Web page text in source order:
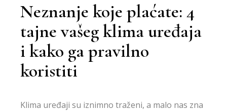
Neznanje koje plaćate: 4
tajne vašeg klima uređaja
i kako ga pravilno
koristiti
Klima uređaji su iznimno traženi, a malo nas zna